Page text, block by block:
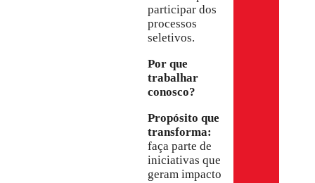
participar dos
processos
seletivos.
Por que
trabalhar
conosco?
Propósito que
transforma:
faça parte de
iniciativas que
geram impacto